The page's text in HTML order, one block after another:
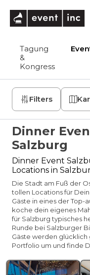
Tagung
&
Kongress
Filters
Dinner
Salzburg
Dinner Event
Locations in
Die Stadt am Fuß der
tollen Locations für
Gäste in eines der Top-
koche dein eigenes
für Salzburg typisches
Runde bei Salzburger
Gäste werden glücklich
Portfolio um und finde